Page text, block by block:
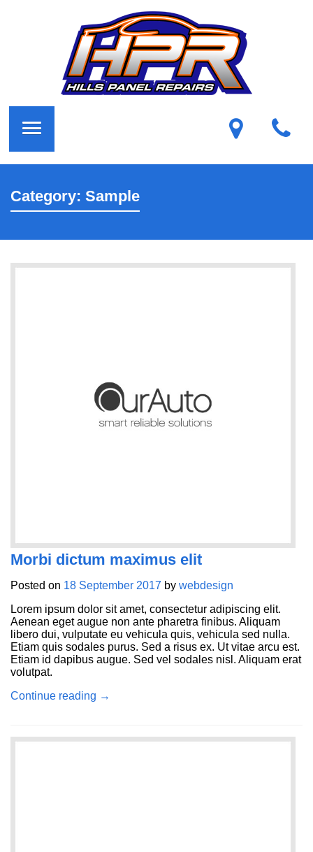
Category: Sample
Morbi dictum maximus elit
Posted on 18 September 2017 by webdesign
Lorem ipsum dolor sit amet, consectetur adipiscing elit.
Aenean eget augue non ante pharetra finibus. Aliquam
libero dui, vulputate eu vehicula quis, vehicula sed nulla.
Etiam quis sodales purus. Sed a risus ex. Ut vitae arcu est.
Etiam id dapibus augue. Sed vel sodales nisl. Aliquam erat
volutpat.
Continue reading →